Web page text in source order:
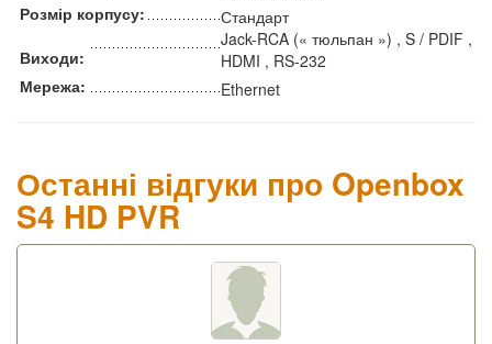
Розмір корпусу:
Стандарт
Виходи:
Jack-RCA (« тюльпан ») , S / PDIF ,
HDMI , RS-232
Мережа:
Ethernet
Останні відгуки про Openbox
S4 HD PVR